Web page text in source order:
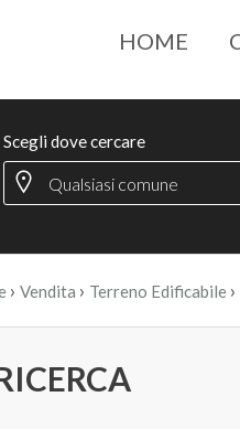
HOME
Scegli dove cercare
› Vendita › Terreno Edificabile ›